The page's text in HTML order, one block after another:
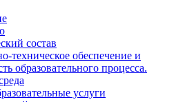
состав
техническое обеспечение и
образовательного процесса.
услуги